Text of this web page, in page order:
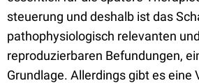
steuerung und deshalb ist das
pathophysiologisch relevanten
reproduzierbaren Befundungen,
Grundlage. Allerdings gibt es eine